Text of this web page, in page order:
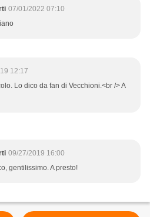
07/01/2022 07:10
12:17
Lo dico da fan di Vecchioni.<br /> A
09/27/2019 16:00
gentilissimo. A presto!